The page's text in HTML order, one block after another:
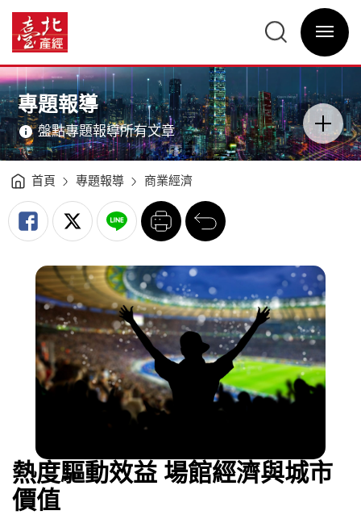
經
濟
與
市
價
值
-
臺
北
產
經
臺
經
訊
網
網
站
主
單
選
單
關
主
意
境
專題報導
盤點專題報導所有文章
分
類
開
關
首頁 專題報導 商業經濟
列
印
回
前
一
頁
熱度驅動效益 場館經濟與城市
價值